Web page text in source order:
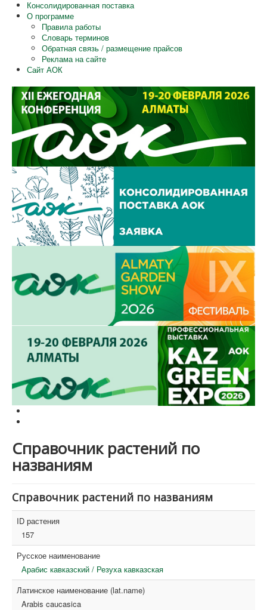
Консолидированная поставка
О программе
Правила работы
Словарь терминов
Обратная связь / размещение прайсов
Реклама на сайте
Сайт АОК
Справочник растений по
названиям
Справочник растений по названиям
ID растения
157
Русское наименование
Арабис кавказский / Резуха кавказская
Латинское наименование (lat.name)
Arabis caucasica